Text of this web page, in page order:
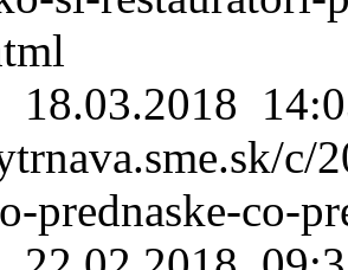
18.03.2018
prednaske-co-